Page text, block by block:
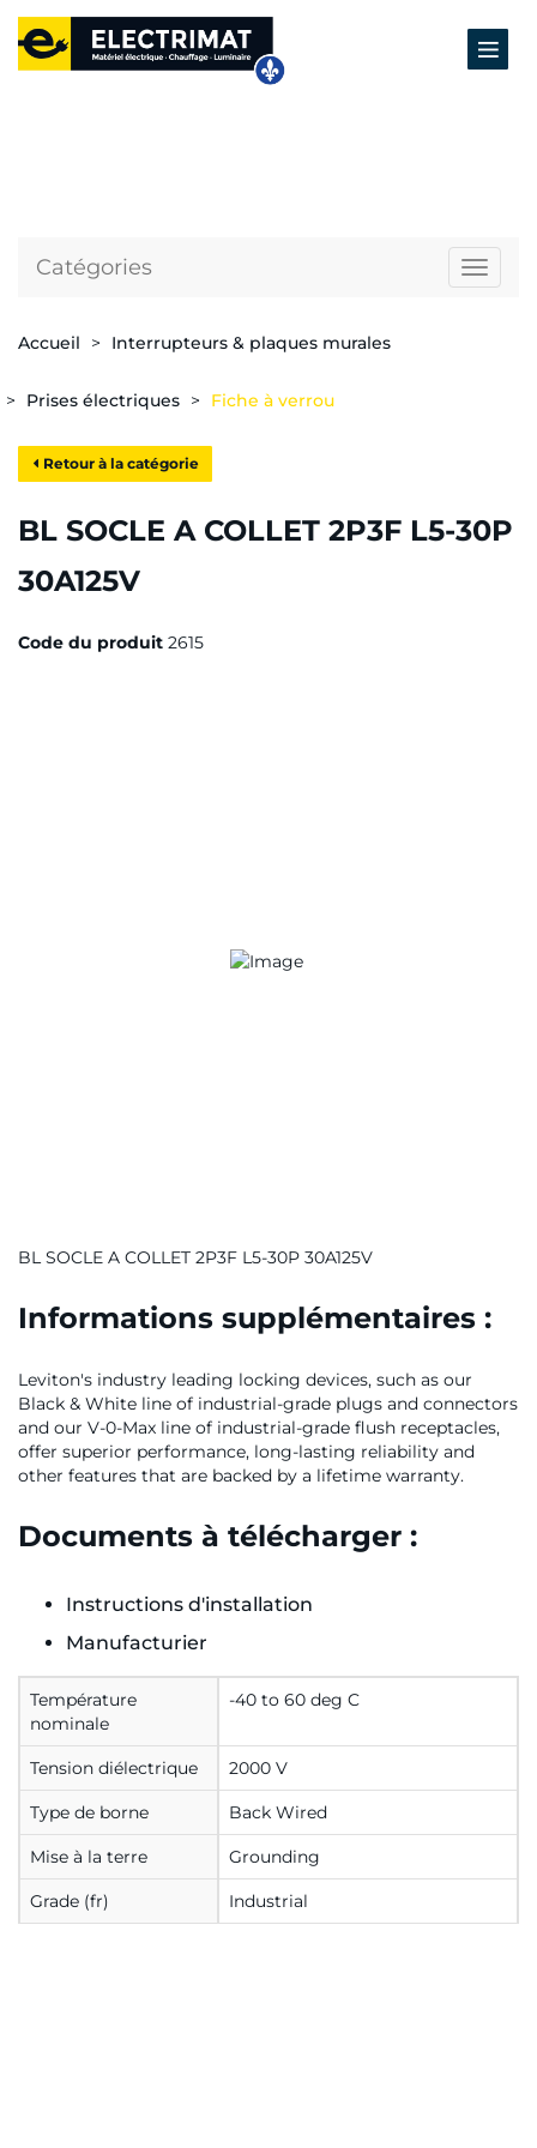
Catégories
Accueil Interrupteurs & plaques murales
Prises électriques Fiche à verrou
Retour à la catégorie
BL SOCLE A COLLET 2P3F L5-30P
30A125V
Code du produit 2615
BL SOCLE A COLLET 2P3F L5-30P 30A125V
Informations supplémentaires :
Leviton's industry leading locking devices, such as our
Black & White line of industrial-grade plugs and connectors
and our V-0-Max line of industrial-grade flush receptacles,
offer superior performance, long-lasting reliability and
other features that are backed by a lifetime warranty.
Documents à télécharger :
Instructions d'installation
Manufacturier
Température
nominale
-40 to 60 deg C
Tension diélectrique 2000 V
Type de borne Back Wired
Mise à la terre Grounding
Grade (fr) Industrial